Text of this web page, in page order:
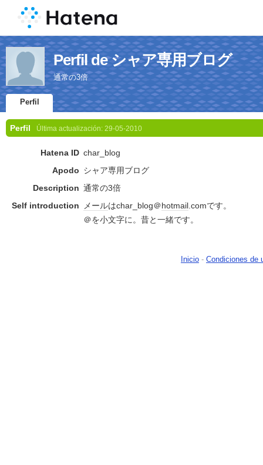
Perfil de シャア専用ブログ
通常の3倍
Perfil
Perfil Última actualización: 29-05-2010
Hatena ID char_blog
Apodo シャア専用ブログ
Description 通常の3倍
Self introduction
メールはchar_blog＠hotmail.comです。
＠を小文字に。昔と一緒です。
Inicio - Condiciones de